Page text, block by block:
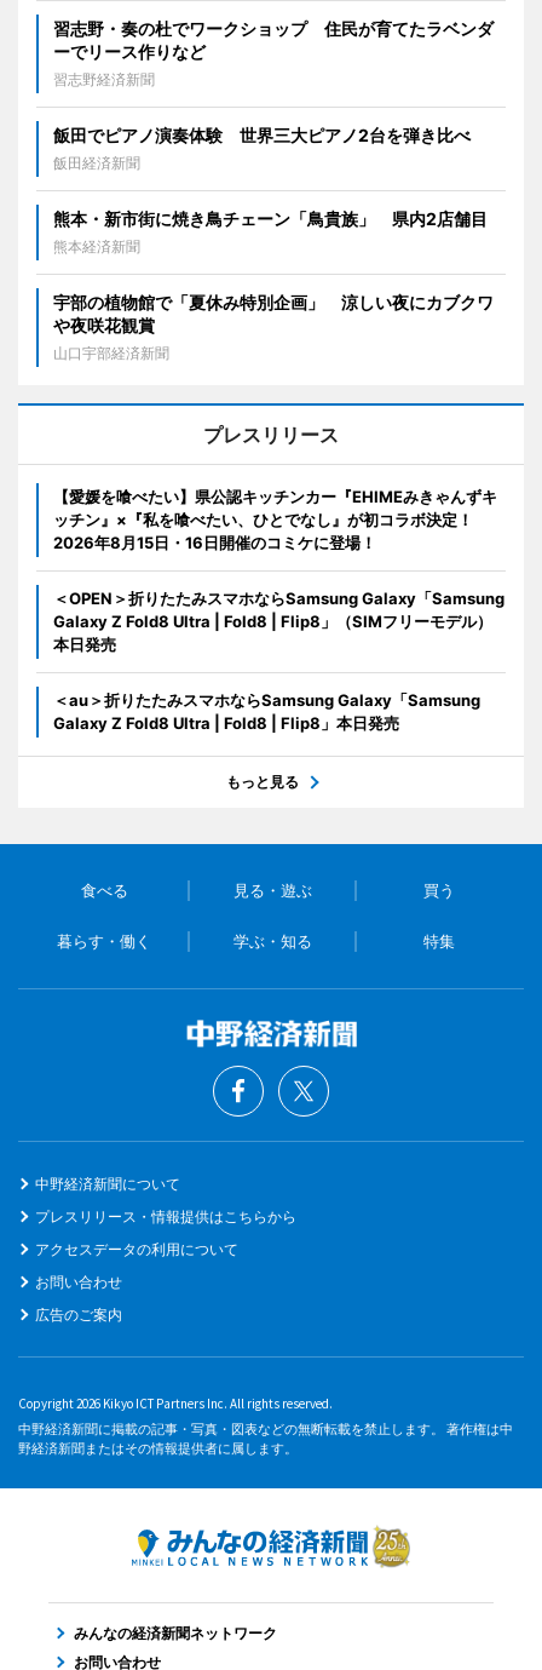
習志野・奏の杜でワークショップ 住民が育てたラベンダ
ーでリース作りなど
習志野経済新聞
飯田でピアノ演奏体験 世界三大ピアノ2台を弾き比べ
飯田経済新聞
熊本・新市街に焼き鳥チェーン「鳥貴族」 県内2店舗目
熊本経済新聞
宇部の植物館で「夏休み特別企画」 涼しい夜にカブクワ
や夜咲花観賞
山口宇部経済新聞
プレスリリース
【愛媛を喰べたい】県公認キッチンカー『EHIMEみきゃんずキ
ッチン』×『私を喰べたい、ひとでなし』が初コラボ決定！
2026年8月15日・16日開催のコミケに登場！
＜OPEN＞折りたたみスマホならSamsung Galaxy「Samsung
Galaxy Z Fold8 Ultra | Fold8 | Flip8」（SIMフリーモデル）
本日発売
＜au＞折りたたみスマホならSamsung Galaxy「Samsung
Galaxy Z Fold8 Ultra | Fold8 | Flip8」本日発売
もっと見る
食べる 見る・遊ぶ 買う
暮らす・働く 学ぶ・知る 特集
中野経済新聞について
プレスリリース・情報提供はこちらから
アクセスデータの利用について
お問い合わせ
広告のご案内
Copyright 2026 Kikyo ICT Partners Inc. All rights reserved.
中野経済新聞に掲載の記事・写真・図表などの無断転載を禁止します。 著作権は中
野経済新聞またはその情報提供者に属します。
みんなの経済新聞ネットワーク
お問い合わせ